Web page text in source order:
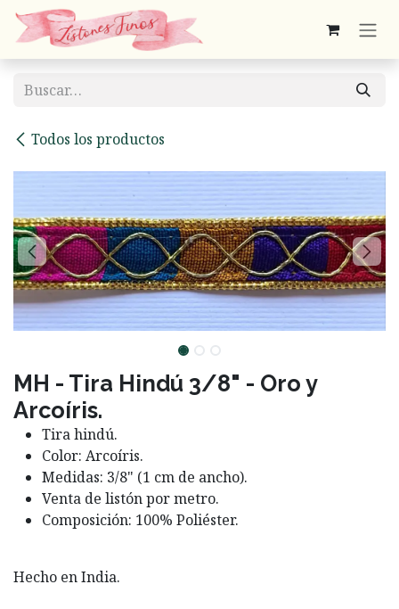
Ir al contenido
Todos los productos
MH - Tira Hindú 3/8" - Oro y
Arcoíris.
Tira hindú.
Color: Arcoíris.
Medidas: 3/8" (1 cm de ancho).
Venta de listón por metro.
Composición: 100% Poliéster.
Hecho en India.